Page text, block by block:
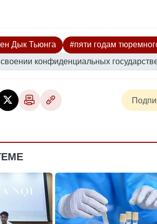
Дык Тьюнга
#пяти годам
конфиденциальных